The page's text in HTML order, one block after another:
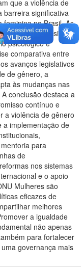
que a violência de
barreira significativa
feminina no Brasil. As
agressões físicas e
psicológico e
comparativa entre
avanços legislativos
de gênero, a
às mudanças nas
conclusão destaca a
contínuo e
a violência de gênero
a implementação de
para
de
nos sistemas
e o apoio
Mulheres são
eficazes de
melhores
a igualdade
não apenas
para fortalecer
governança mais